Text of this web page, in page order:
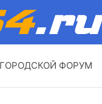
ГОРОДСКОЙ ФОРУМ